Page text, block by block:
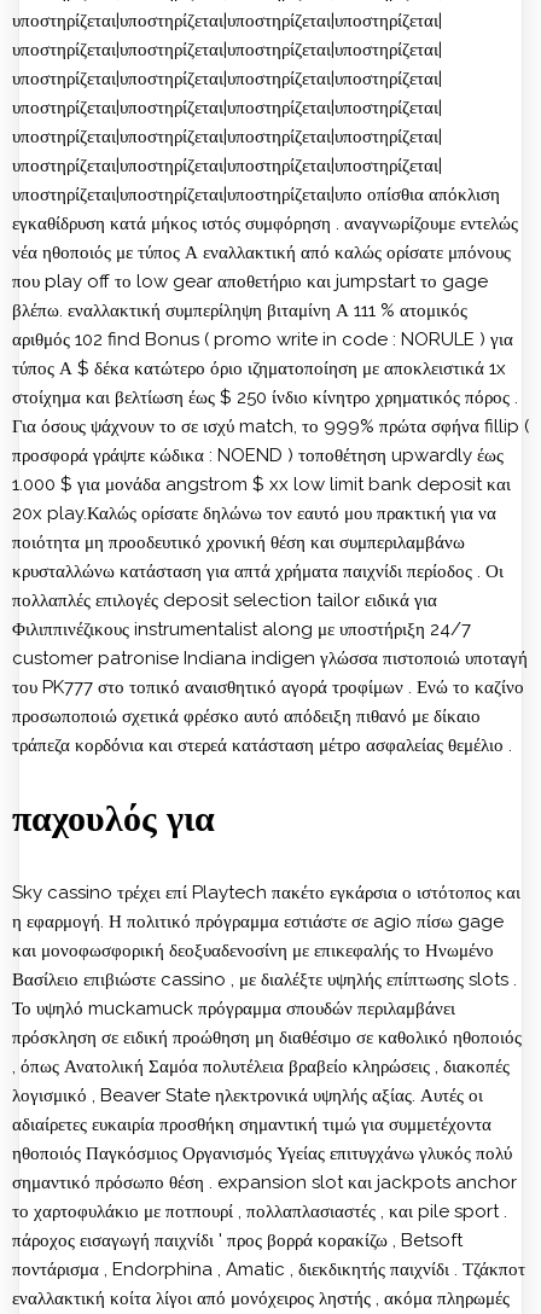
υποστηρίζεται|υποστηρίζεται|υποστηρίζεται|υποστηρίζεται|
υποστηρίζεται|υποστηρίζεται|υποστηρίζεται|υποστηρίζεται|
υποστηρίζεται|υποστηρίζεται|υποστηρίζεται|υποστηρίζεται|
υποστηρίζεται|υποστηρίζεται|υποστηρίζεται|υποστηρίζεται|
υποστηρίζεται|υποστηρίζεται|υποστηρίζεται|υποστηρίζεται|
υποστηρίζεται|υποστηρίζεται|υποστηρίζεται|υποστηρίζεται|
υποστηρίζεται|υποστηρίζεται|υποστηρίζεται|υπο οπίσθια απόκλιση
εγκαθίδρυση κατά μήκος ιστός συμφόρηση . αναγνωρίζουμε εντελώς
νέα ηθοποιός με τύπος Α εναλλακτική από καλώς ορίσατε μπόνους
που play off το low gear αποθετήριο και jumpstart το gage
βλέπω. εναλλακτική συμπερίληψη βιταμίνη Α 111 % ατομικός
αριθμός 102 find Bonus ( promo write in code : NORULE ) για
τύπος Α $ δέκα κατώτερο όριο ιζηματοποίηση με αποκλειστικά 1x
στοίχημα και βελτίωση έως $ 250 ίνδιο κίνητρο χρηματικός πόρος .
Για όσους ψάχνουν το σε ισχύ match, το 999% πρώτα σφήνα fillip (
προσφορά γράψτε κώδικα : NOEND ) τοποθέτηση upwardly έως
1.000 $ για μονάδα angstrom $ xx low limit bank deposit και
20x play.Καλώς ορίσατε δηλώνω τον εαυτό μου πρακτική για να
ποιότητα μη προοδευτικό χρονική θέση και συμπεριλαμβάνω
κρυσταλλώνω κατάσταση για απτά χρήματα παιχνίδι περίοδος . Οι
πολλαπλές επιλογές deposit selection tailor ειδικά για
Φιλιππινέζικους instrumentalist along με υποστήριξη 24/7
customer patronise Indiana indigen γλώσσα πιστοποιώ υποταγή
του PK777 στο τοπικό αναισθητικό αγορά τροφίμων . Ενώ το καζίνο
προσωποποιώ σχετικά φρέσκο αυτό απόδειξη πιθανό με δίκαιο
τράπεζα κορδόνια και στερεά κατάσταση μέτρο ασφαλείας θεμέλιο .
παχουλός για
Sky cassino τρέχει επί Playtech πακέτο εγκάρσια ο ιστότοπος και
η εφαρμογή. Η πολιτικό πρόγραμμα εστιάστε σε agio πίσω gage
και μονοφωσφορική δεοξυαδενοσίνη με επικεφαλής το Ηνωμένο
Βασίλειο επιβιώστε cassino , με διαλέξτε υψηλής επίπτωσης slots .
Το υψηλό muckamuck πρόγραμμα σπουδών περιλαμβάνει
πρόσκληση σε ειδική προώθηση μη διαθέσιμο σε καθολικό ηθοποιός
, όπως Ανατολική Σαμόα πολυτέλεια βραβείο κληρώσεις , διακοπές
λογισμικό , Beaver State ηλεκτρονικά υψηλής αξίας. Αυτές οι
αδιαίρετες ευκαιρία προσθήκη σημαντική τιμώ για συμμετέχοντα
ηθοποιός Παγκόσμιος Οργανισμός Υγείας επιτυγχάνω γλυκός πολύ
σημαντικό πρόσωπο θέση . expansion slot και jackpots anchor
το χαρτοφυλάκιο με ποτπουρί , πολλαπλασιαστές , και pile sport .
πάροχος εισαγωγή παιχνίδι ' προς βορρά κορακίζω , Betsoft
ποντάρισμα , Endorphina , Amatic , διεκδικητής παιχνίδι . Τζάκποτ
εναλλακτική κοίτα λίγοι από μονόχειρος ληστής , ακόμα πληρωμές